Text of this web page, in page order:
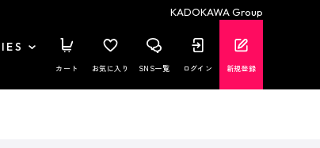
KADOKAWA Group
カート お気に入り SNS一覧 ログイン 新規登録